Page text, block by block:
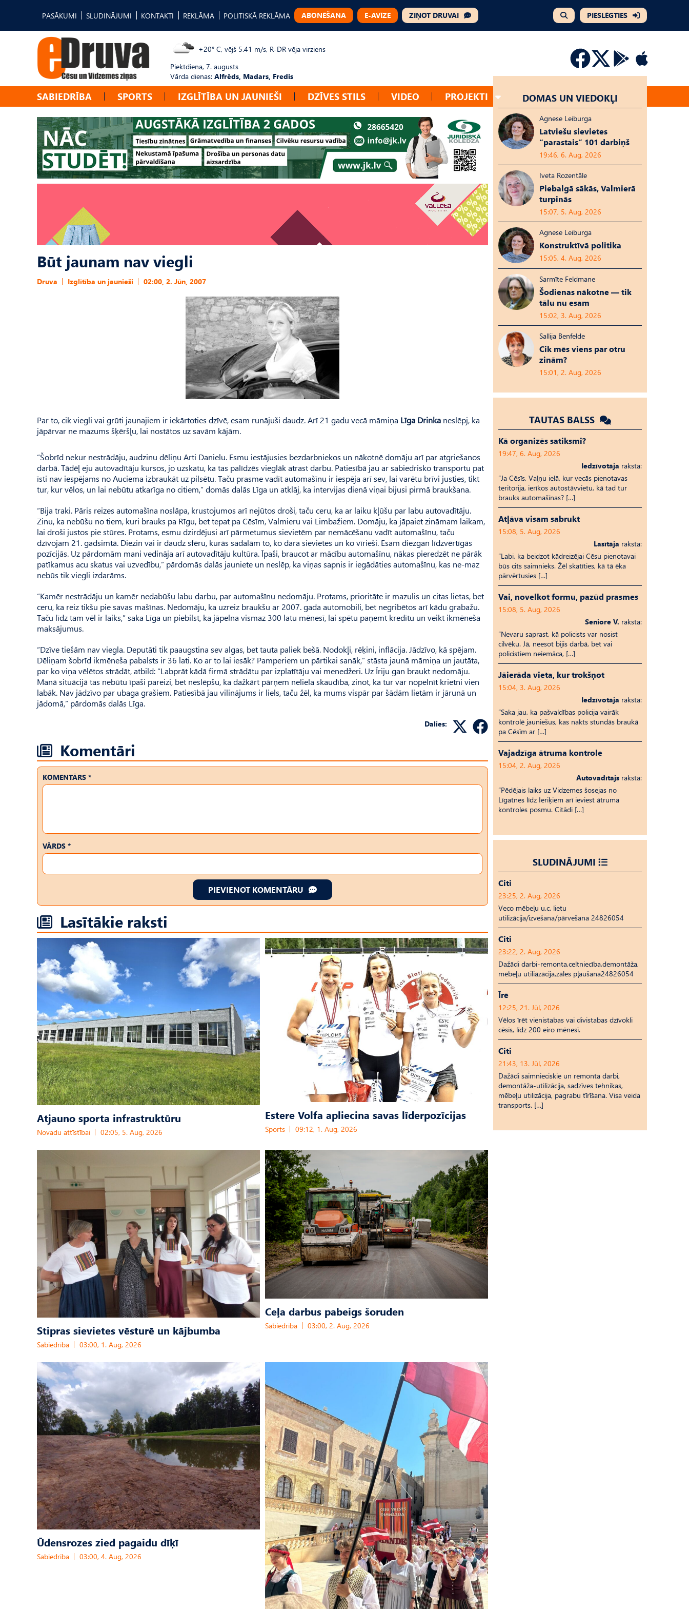
PASĀKUMI SLUDINĀJUMI KONTAKTI REKLĀMA POLITISKĀ REKLĀMA ABONĒŠANA E-AVĪZE ZIŅOT DRUVAI PIESLĒGTIES
+20° C, vējš 5.41 m/s, R-DR vēja virziens
Piektdiena, 7. augusts
Vārda dienas: Alfrēds, Madars, Fredis
SABIEDRĪBA SPORTS IZGLĪTĪBA UN JAUNIEŠI DZĪVES STILS VIDEO PROJEKTI
Būt jaunam nav viegli
Druva Izglītība un jaunieši 02:00, 2. Jūn, 2007
Par to, cik viegli vai grūti jaunajiem ir iekārtoties dzīvē, esam runājuši daudz. Arī 21 gadu vecā māmiņa Līga Drinka neslēpj, ka
jāpārvar ne mazums šķēršļu, lai nostātos uz savām kājām.
“Šobrīd nekur nestrādāju, audzinu dēliņu Arti Danielu. Esmu iestājusies bezdarbniekos un nākotnē domāju arī par atgriešanos
darbā. Tādēļ eju autovadītāju kursos, jo uzskatu, ka tas palīdzēs vieglāk atrast darbu. Patiesībā jau ar sabiedrisko transportu pat
īsti nav iespējams no Auciema izbraukāt uz pilsētu. Taču prasme vadīt automašīnu ir iespēja arī sev, lai varētu brīvi justies, tikt
tur, kur vēlos, un lai nebūtu atkarīga no citiem,” domās dalās Līga un atklāj, ka intervijas dienā viņai bijusi pirmā braukšana.
“Bija traki. Pāris reizes automašīna noslāpa, krustojumos arī nejūtos droši, taču ceru, ka ar laiku kļūšu par labu autovadītāju.
Zinu, ka nebūšu no tiem, kuri brauks pa Rīgu, bet tepat pa Cēsīm, Valmieru vai Limbažiem. Domāju, ka jāpaiet zināmam laikam,
lai droši justos pie stūres. Protams, esmu dzirdējusi arī pārmetumus sievietēm par nemācēšanu vadīt automašīnu, taču
dzīvojam 21. gadsimtā. Diezin vai ir daudz sfēru, kurās sadalām to, ko dara sievietes un ko vīrieši. Esam diezgan līdzvērtīgās
pozīcijās. Uz pārdomām mani vedināja arī autovadītāju kultūra. Īpaši, braucot ar mācību automašīnu, nākas pieredzēt ne pārāk
patīkamus acu skatus vai uzvedību,” pārdomās dalās jauniete un neslēp, ka viņas sapnis ir iegādāties automašīnu, kas ne-maz
nebūs tik viegli izdarāms.
“Kamēr nestrādāju un kamēr nedabūšu labu darbu, par automašīnu nedomāju. Protams, prioritāte ir mazulis un citas lietas, bet
ceru, ka reiz tikšu pie savas mašīnas. Nedomāju, ka uzreiz braukšu ar 2007. gada automobili, bet negribētos arī kādu grabažu.
Taču līdz tam vēl ir laiks,” saka Līga un piebilst, ka jāpelna vismaz 300 latu mēnesī, lai spētu paņemt kredītu un veikt ikmēneša
maksājumus.
“Dzīve tiešām nav viegla. Deputāti tik paaugstina sev algas, bet tauta paliek bešā. Nodokļi, rēķini, inflācija. Jādzīvo, kā spējam.
Dēliņam šobrīd ikmēneša pabalsts ir 36 lati. Ko ar to lai iesāk? Pamperiem un pārtikai sanāk,” stāsta jaunā māmiņa un jautāta,
par ko viņa vēlētos strādāt, atbild: “Labprāt kādā firmā strādātu par izplatītāju vai menedžeri. Uz Īriju gan braukt nedomāju.
Manā situācijā tas nebūtu īpaši pareizi, bet neslēpšu, ka dažkārt pārņem neliela skaudība, zinot, ka tur var nopelnīt krietni vien
labāk. Nav jādzīvo par ubaga grašiem. Patiesībā jau vilinājums ir liels, taču žēl, ka mums vispār par šādām lietām ir jārunā un
jādomā,” pārdomās dalās Līga.
Dalies:
Komentāri
KOMENTĀRS *
VĀRDS *
PIEVIENOT KOMENTĀRU
Lasītākie raksti
Atjauno sporta infrastruktūru
Novadu attīstībai 02:05, 5. Aug, 2026
Estere Volfa apliecina savas līderpozīcijas
Sports 09:12, 1. Aug, 2026
Stipras sievietes vēsturē un kājbumba
Sabiedrība 03:00, 1. Aug, 2026
Ceļa darbus pabeigs šoruden
Sabiedrība 03:00, 2. Aug, 2026
Ūdensrozes zied pagaidu dīķī
Sabiedrība 03:00, 4. Aug, 2026
DOMAS UN VIEDOKĻI
Agnese Leiburga
Latviešu sievietes
“parastais” 101 darbiņš
19:46, 6. Aug, 2026
Iveta Rozentāle
Piebalgā sākās, Valmierā
turpinās
15:07, 5. Aug, 2026
Agnese Leiburga
Konstruktīvā politika
15:05, 4. Aug, 2026
Sarmīte Feldmane
Šodienas nākotne — tik
tālu nu esam
15:02, 3. Aug, 2026
Sallija Benfelde
Cik mēs viens par otru
zinām?
15:01, 2. Aug, 2026
TAUTAS BALSS
Kā organizēs satiksmi?
19:47, 6. Aug, 2026
Iedzīvotāja raksta:
“Ja Cēsīs, Vaļņu ielā, kur vecās pienotavas
teritorija, ierīkos autostāvvietu, kā tad tur
brauks automašīnas? […]
Atļāva visam sabrukt
15:08, 5. Aug, 2026
Lasītāja raksta:
“Labi, ka beidzot kādreizējai Cēsu pienotavai
būs cits saimnieks. Žēl skatīties, kā tā ēka
pārvērtusies […]
Vai, novelkot formu, pazūd prasmes
15:08, 5. Aug, 2026
Seniore V. raksta:
“Nevaru saprast, kā policists var nosist
cilvēku. Jā, neesot bijis darbā, bet vai
policistiem neiemāca, […]
Jāierāda vieta, kur trokšņot
15:04, 3. Aug, 2026
Iedzīvotāja raksta:
“Saka jau, ka pašvaldības policija vairāk
kontrolē jauniešus, kas nakts stundās braukā
pa Cēsīm ar […]
Vajadzīga ātruma kontrole
15:04, 2. Aug, 2026
Autovadītājs raksta:
“Pēdējais laiks uz Vid­ze­mes šosejas no
Līgatnes līdz Ieriķiem arī ieviest ātruma
kontroles posmu. Citādi […]
SLUDINĀJUMI
Citi
23:25, 2. Aug, 2026
Veco mēbeļu u.c. lietu
utilizācija/izvešana/pārvešana 24826054
Citi
23:22, 2. Aug, 2026
Dažādi darbi-remonta,celtniecība,demontāža,
mēbeļu utiliāzācija,zāles pļaušana24826054
Īrē
12:25, 21. Jūl, 2026
Vēlos īrēt vienistabas vai divistabas dzīvokli
cēsīs, līdz 200 eiro mēnesī.
Citi
21:43, 13. Jūl, 2026
Dažādi saimnieciskie un remonta darbi,
demontāža-utilizācija, sadzīves tehnikas,
mēbeļu utilizācija, pagrabu tīrīšana. Visa veida
transports. […]